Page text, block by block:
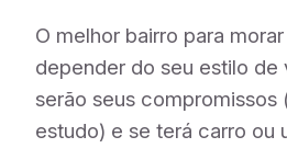
O melhor bairro para
depender do seu estilo de
serão seus compromissos
estudo) e se terá carro ou